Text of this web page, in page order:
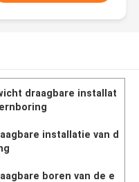
draagbare installat
installatie van d
boren van de e